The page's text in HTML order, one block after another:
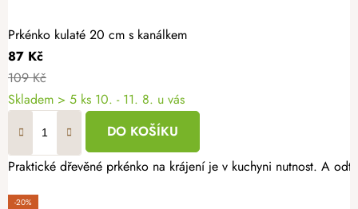
Prkénko kulaté 20 cm s kanálkem
87 Kč
109 Kč
Skladem > 5 ks 10. - 11. 8. u vás
DO KOŠÍKU
Praktické dřevěné prkénko na krájení je v kuchyni nutnost. A
-20%